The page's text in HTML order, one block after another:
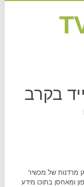
בקרב
מרדנות של מכשיר
ומאחסן בתוכו מידע